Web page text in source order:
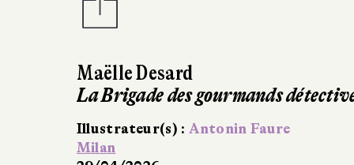
Lucie Bauchot
Emy Belette
Illustrateur(s) :Barbara Brun
Didier Jeunesse